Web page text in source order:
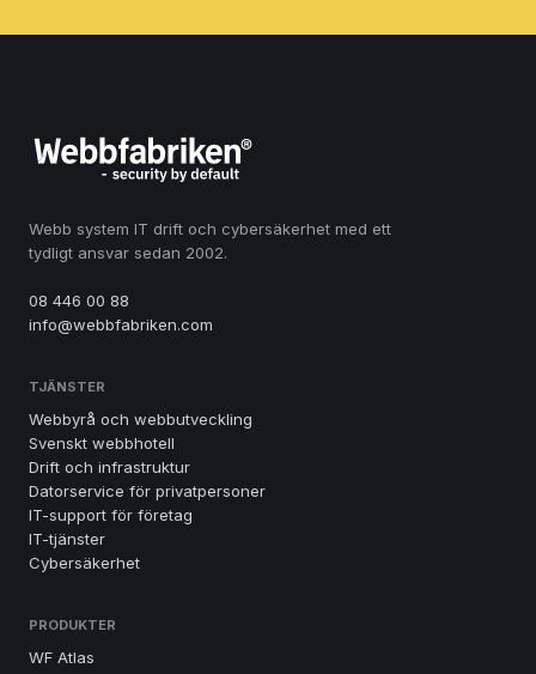
Webb system IT drift och cybersäkerhet med ett
tydligt ansvar sedan 2002.
08 446 00 88
info@webbfabriken.com
TJÄNSTER
Webbyrå och webbutveckling
Svenskt webbhotell
Drift och infrastruktur
Datorservice för privatpersoner
IT-support för företag
IT-tjänster
Cybersäkerhet
PRODUKTER
WF Atlas